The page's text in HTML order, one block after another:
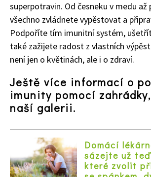
74 Kč
Objednat >
superpotravin. Od česneku v medu až
všechno zvládnete vypěstovat a
Podpoříte tím imunitní systém,
také zažijete radost z vlastních
není jen o květinách, ale i o zdraví.
Ještě více informací o
imunity pomocí
naší galerii.
Domácí
sázejte už
které zvolit